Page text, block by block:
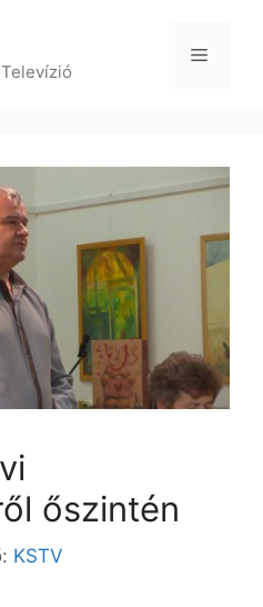
Menü
őszintén
KSTV